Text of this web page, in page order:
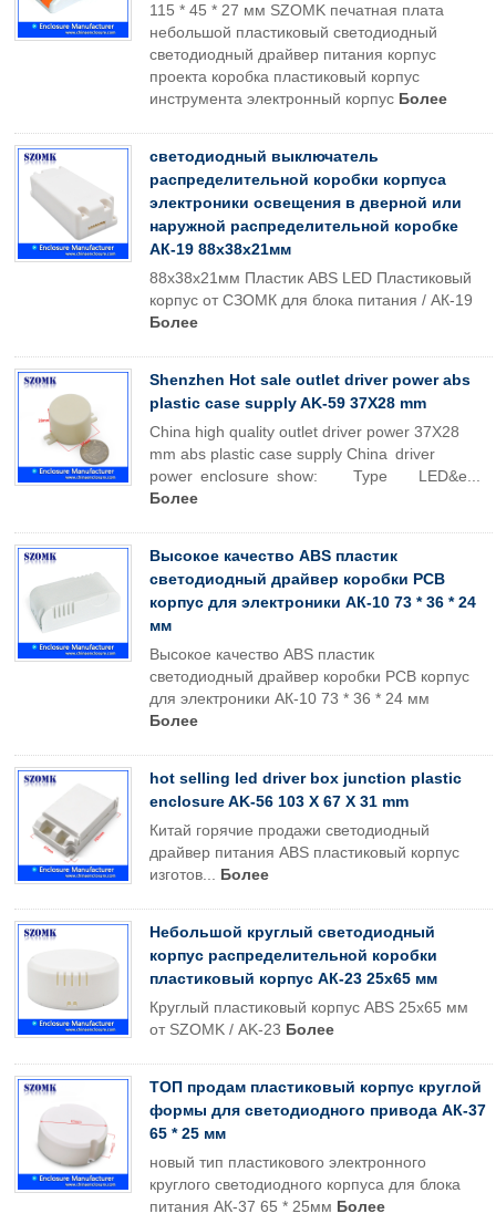
115 * 45 * 27 мм SZOMK печатная плата
небольшой пластиковый светодиодный
светодиодный драйвер питания корпус
проекта коробка пластиковый корпус
инструмента электронный корпус Более
светодиодный выключатель
распределительной коробки корпуса
электроники освещения в дверной или
наружной распределительной коробке
АК-19 88x38x21мм
88x38x21мм Пластик ABS LED Пластиковый
корпус от СЗОМК для блока питания / АК-19
Более
Shenzhen Hot sale outlet driver power abs
plastic case supply AK-59 37X28 mm
China high quality outlet driver power 37X28
mm abs plastic case supply China driver
power enclosure show: Type LED&e...
Более
Высокое качество ABS пластик
светодиодный драйвер коробки PCB
корпус для электроники АК-10 73 * 36 * 24
мм
Высокое качество ABS пластик
светодиодный драйвер коробки PCB корпус
для электроники АК-10 73 * 36 * 24 мм
Более
hot selling led driver box junction plastic
enclosure AK-56 103 X 67 X 31 mm
Китай горячие продажи светодиодный
драйвер питания ABS пластиковый корпус
изготов... Более
Небольшой круглый светодиодный
корпус распределительной коробки
пластиковый корпус АК-23 25x65 мм
Круглый пластиковый корпус ABS 25x65 мм
от SZOMK / AK-23 Более
ТОП продам пластиковый корпус круглой
формы для светодиодного привода АК-37
65 * 25 мм
новый тип пластикового электронного
круглого светодиодного корпуса для блока
питания АК-37 65 * 25мм Более